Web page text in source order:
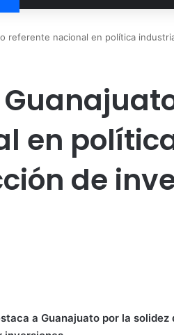
referente nacional en política
en
de
a Guanajuato por la solidez